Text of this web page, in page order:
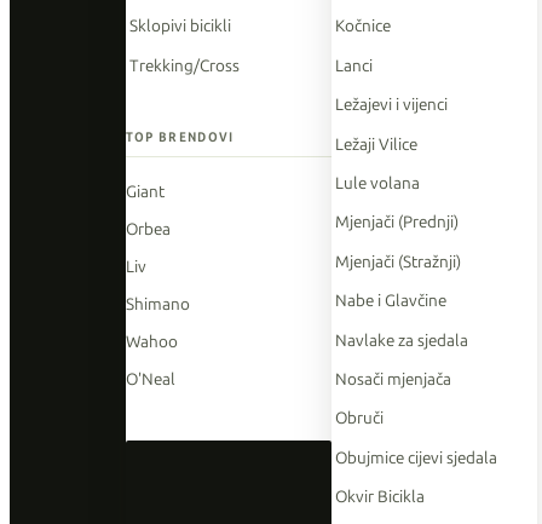
Sklopivi bicikli
Trekking/Cross
TOP BRENDOVI
Giant
Orbea
Liv
Shimano
Wahoo
O'Neal
Kočnice
Lanci
Ležajevi i vijenci
Ležaji Vilice
Lule volana
Mjenjači (Prednji)
Mjenjači (Stražnji)
Nabe i Glavčine
Navlake za sjedala
Nosači mjenjača
Obruči
Obujmice cijevi sjedala
Okvir Bicikla